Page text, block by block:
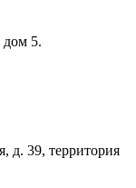
5.
д. 39, территория